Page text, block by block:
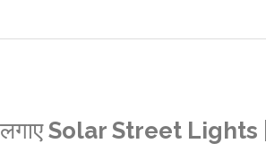
Solar Street